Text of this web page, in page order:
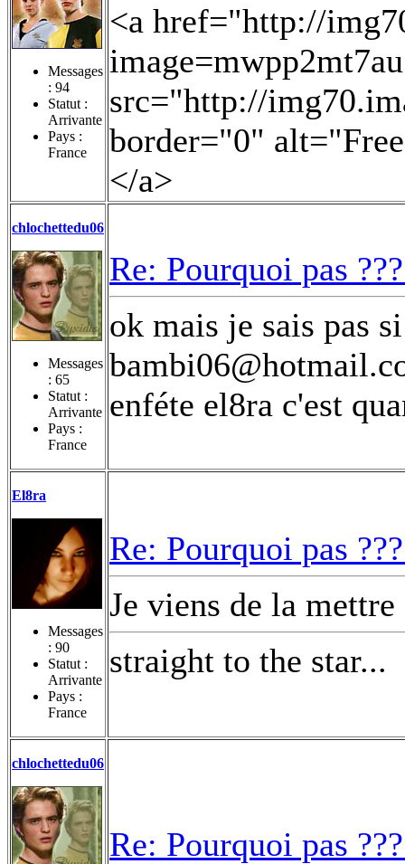
Messages
: 94
Statut :
Arrivante
Pays :
France
<a href="http://
src="http://
border="0"
</a>
chlochettedu06
Messages
: 65
Statut :
Arrivante
Pays :
France
Re: Pourquoi pas
ok mais je sais pas
enféte el8ra c'est
El8ra
Messages
: 90
Statut :
Arrivante
Pays :
France
Re: Pourquoi pas
Je viens de la
straight to the star...
chlochettedu06
Re: Pourquoi pas